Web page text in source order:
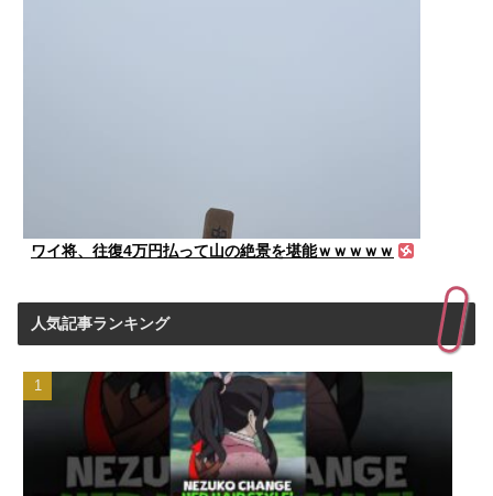
ワイ将、往復4万円払って山の絶景を堪能ｗｗｗｗｗ
人気記事ランキング